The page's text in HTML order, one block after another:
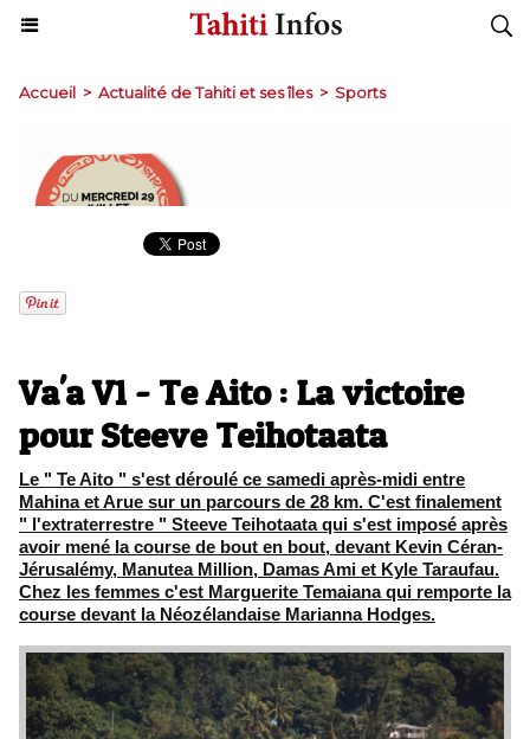
Accueil > Actualité de Tahiti et ses îles > Sports
Va'a V1 - Te Aito : La victoire
pour Steeve Teihotaata
Le " Te Aito " s'est déroulé ce samedi après-midi entre
Mahina et Arue sur un parcours de 28 km. C'est finalement
" l'extraterrestre " Steeve Teihotaata qui s'est imposé après
avoir mené la course de bout en bout, devant Kevin Céran-
Jérusalémy, Manutea Million, Damas Ami et Kyle Taraufau.
Chez les femmes c'est Marguerite Temaiana qui remporte la
course devant la Néozélandaise Marianna Hodges.